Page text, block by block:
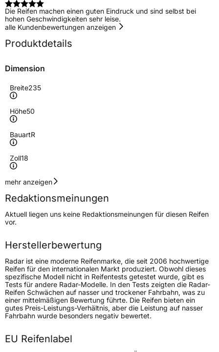
Die Reifen machen einen guten Eindruck und sind selbst bei
hohen Geschwindigkeiten sehr leise.
alle Kundenbewertungen anzeigen
Produktdetails
Dimension
Breite235
Höhe50
BauartR
Zoll18
Geschwindigkeitsindex
Höchstgeschwindigkeit
270 km/h
Lastindex101
Höchstlast825 kg
Gewicht (in kg)
12,10 kg
Generelle Merkmale
FahrzeugtypPKW
VerwendungGanzjahresreifen
FahrzeugartPKW & SUV
mehr anzeigen
Redaktionsmeinungen
Aktuell liegen uns keine Redaktionsmeinungen für diesen Reifen
vor.
Herstellerbewertung
Radar ist eine moderne Reifenmarke, die seit 2006 hochwertige
Reifen für den internationalen Markt produziert. Obwohl dieses
spezifische Modell nicht in Reifentests getestet wurde, gibt es
Tests für andere Radar-Modelle. In den Tests zeigten die Radar-
Reifen Schwächen auf nasser und trockener Fahrbahn, was zu
einer mittelmäßigen Bewertung führte. Die Reifen bieten ein
gutes Preis-Leistungs-Verhältnis, aber die Leistung auf nasser
Fahrbahn wurde besonders negativ bewertet.
EU Reifenlabel